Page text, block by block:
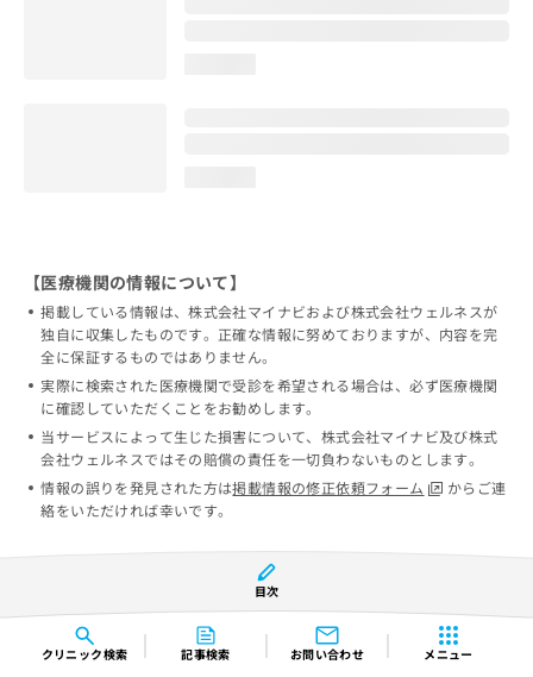
クリニック検索 記事検索 お問い合わせ メニュー
目次
【医療機関の情報について】
掲載している情報は、株式会社マイナビおよび株式会社ウェルネスが
独自に収集したものです。正確な情報に努めておりますが、内容を完
全に保証するものではありません。
実際に検索された医療機関で受診を希望される場合は、必ず医療機関
に確認していただくことをお勧めします。
当サービスによって生じた損害について、株式会社マイナビ及び株式
会社ウェルネスではその賠償の責任を一切負わないものとします。
情報の誤りを発見された方は掲載情報の修正依頼フォーム
からご連
絡をいただければ幸いです。